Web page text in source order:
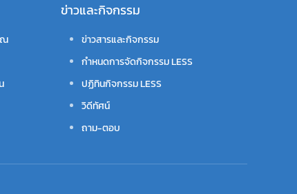
ณ
ข่าวและกิจกรรม
ข่าวสารและกิจกรรม
กำหนดการจัดกิจกรรม LESS
ปฏิทินกิจกรรม LESS
วิดีทัศน์
ถาม-ตอบ